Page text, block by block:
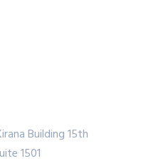
Building 15th
1501